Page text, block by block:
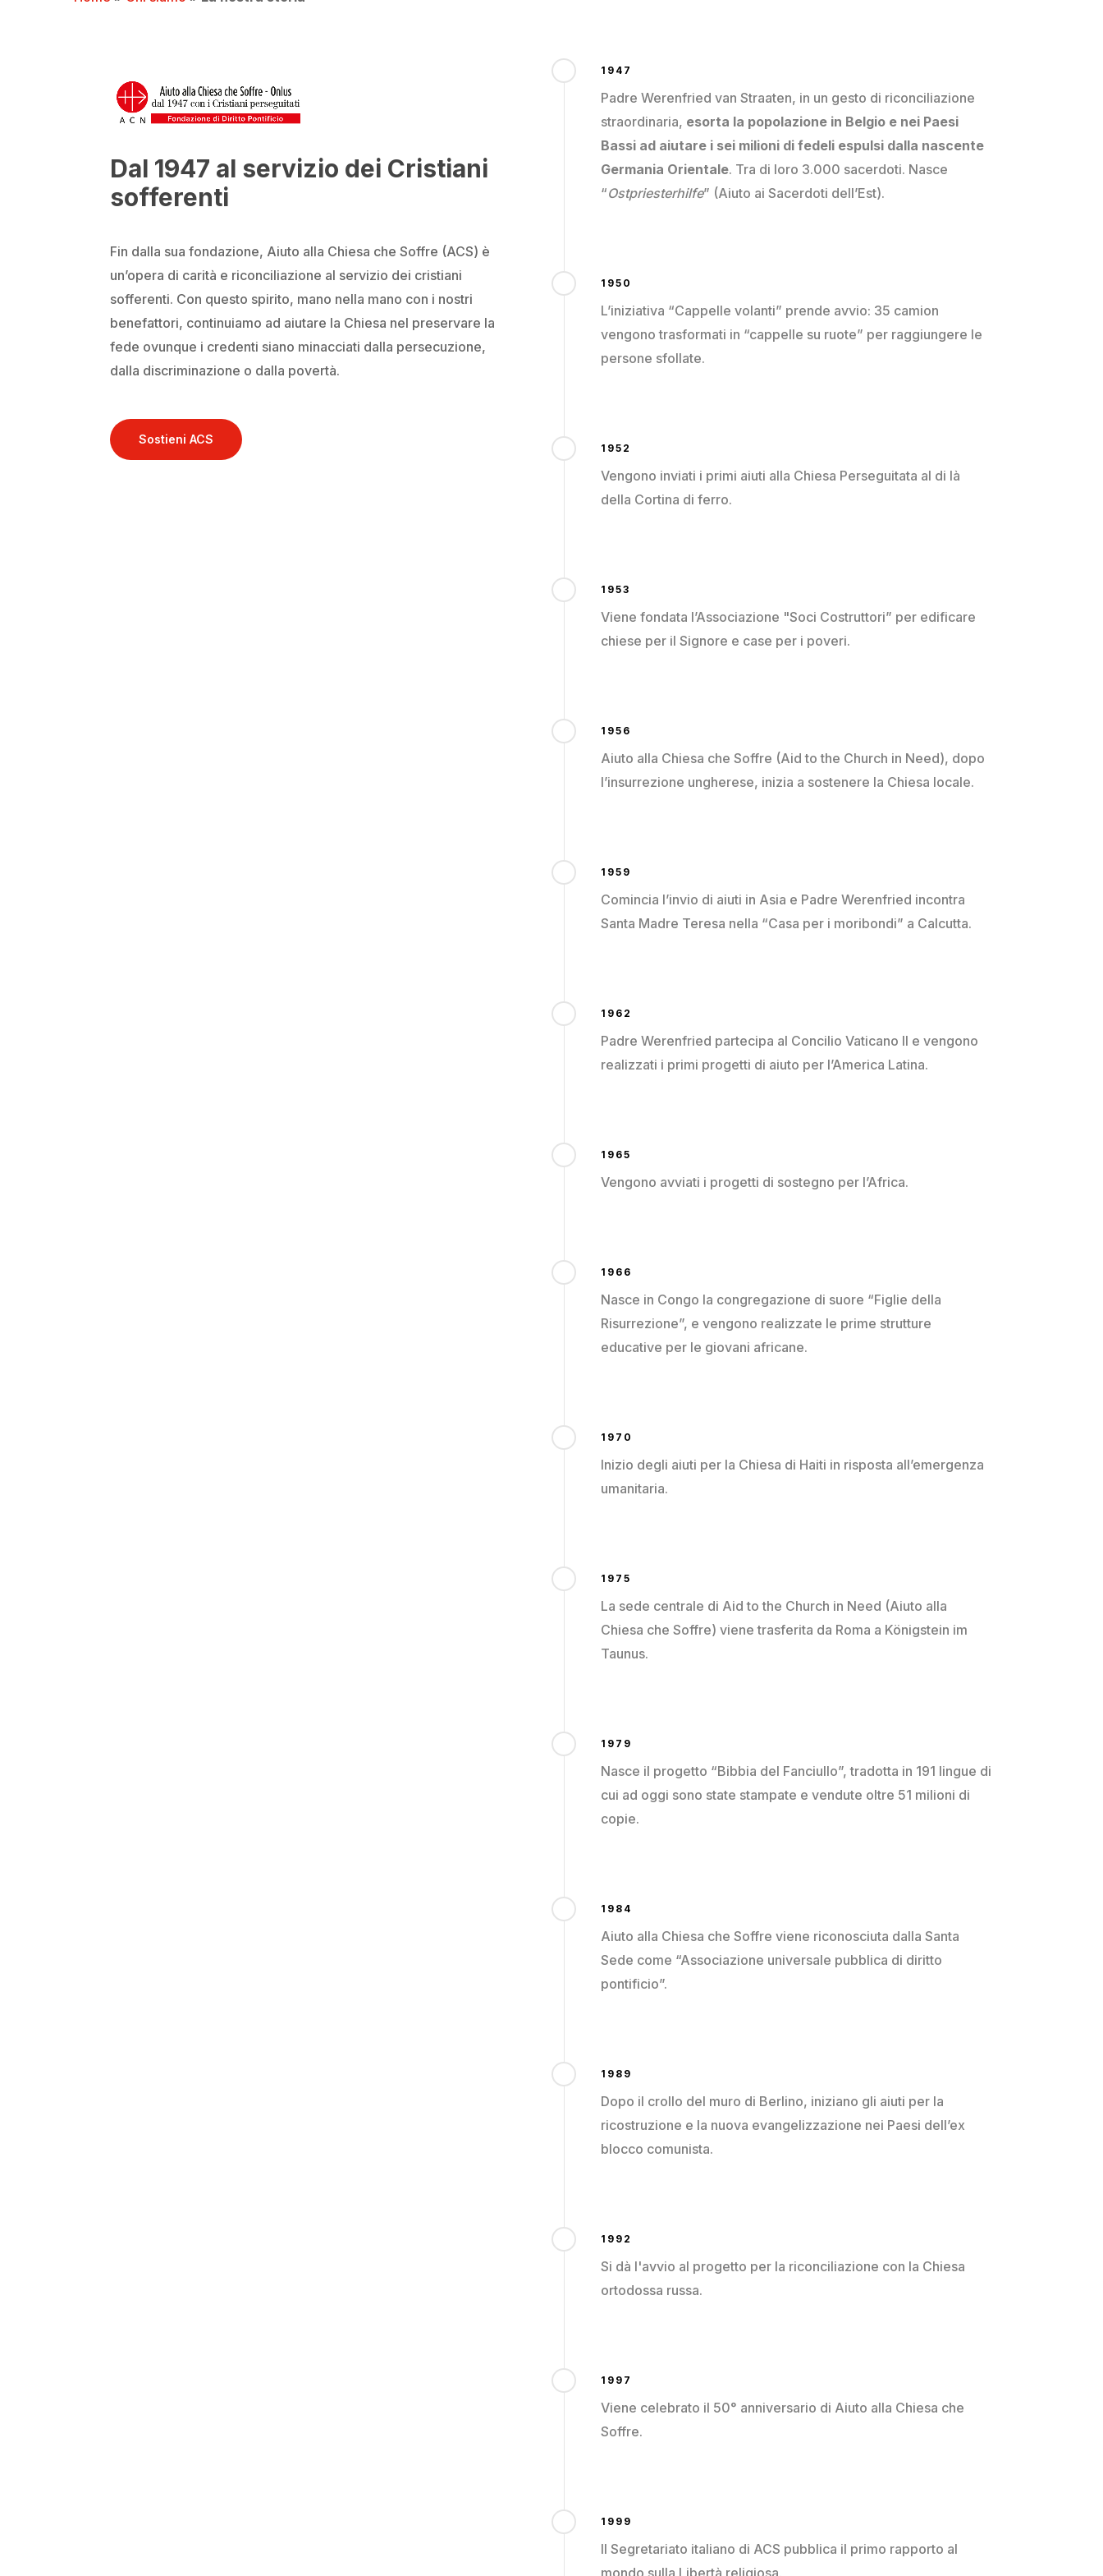
Dal 1947 al servizio dei Cristiani
sofferenti
Fin dalla sua fondazione, Aiuto alla Chiesa che Soffre (ACS) è
un’opera di carità e riconciliazione al servizio dei cristiani
sofferenti. Con questo spirito, mano nella mano con i nostri
benefattori, continuiamo ad aiutare la Chiesa nel preservare la
fede ovunque i credenti siano minacciati dalla persecuzione,
dalla discriminazione o dalla povertà.
Sostieni ACS
1947
Padre Werenfried van Straaten, in un gesto di riconciliazione
straordinaria, esorta la popolazione in Belgio e nei Paesi
Bassi ad aiutare i sei milioni di fedeli espulsi dalla nascente
Germania Orientale. Tra di loro 3.000 sacerdoti. Nasce
“Ostpriesterhilfe” (Aiuto ai Sacerdoti dell’Est).
1950
L’iniziativa “Cappelle volanti” prende avvio: 35 camion
vengono trasformati in “cappelle su ruote” per raggiungere le
persone sfollate.
1952
Vengono inviati i primi aiuti alla Chiesa Perseguitata al di là
della Cortina di ferro.
1953
Viene fondata l’Associazione "Soci Costruttori” per edificare
chiese per il Signore e case per i poveri.
1956
Aiuto alla Chiesa che Soffre (Aid to the Church in Need), dopo
l’insurrezione ungherese, inizia a sostenere la Chiesa locale.
1959
Comincia l’invio di aiuti in Asia e Padre Werenfried incontra
Santa Madre Teresa nella “Casa per i moribondi” a Calcutta.
1962
Padre Werenfried partecipa al Concilio Vaticano II e vengono
realizzati i primi progetti di aiuto per l’America Latina.
1965
Vengono avviati i progetti di sostegno per l’Africa.
1966
Nasce in Congo la congregazione di suore “Figlie della
Risurrezione”, e vengono realizzate le prime strutture
educative per le giovani africane.
1970
Inizio degli aiuti per la Chiesa di Haiti in risposta all’emergenza
umanitaria.
1975
La sede centrale di Aid to the Church in Need (Aiuto alla
Chiesa che Soffre) viene trasferita da Roma a Königstein im
Taunus.
1979
Nasce il progetto “Bibbia del Fanciullo”, tradotta in 191 lingue di
cui ad oggi sono state stampate e vendute oltre 51 milioni di
copie.
1984
Aiuto alla Chiesa che Soffre viene riconosciuta dalla Santa
Sede come “Associazione universale pubblica di diritto
pontificio”.
1989
Dopo il crollo del muro di Berlino, iniziano gli aiuti per la
ricostruzione e la nuova evangelizzazione nei Paesi dell’ex
blocco comunista.
1992
Si dà l'avvio al progetto per la riconciliazione con la Chiesa
ortodossa russa.
1997
Viene celebrato il 50° anniversario di Aiuto alla Chiesa che
Soffre.
1999
Il Segretariato italiano di ACS pubblica il primo rapporto al